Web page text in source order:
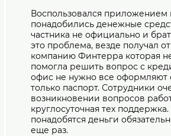
Воспользовался приложением
понадобились денежные
частника не официально и
это проблема, везде получал
компанию Финтерра которая
помогла решить вопрос с
офис не нужно все оформляют
только паспорт. Сотрудники
возникновении вопросов
круглосуточная тех
понадобятся деньги
еще раз.